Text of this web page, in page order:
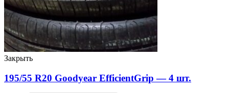
Закрыть
195/55 R20 Goodyear EfficientGrip — 4 шт.